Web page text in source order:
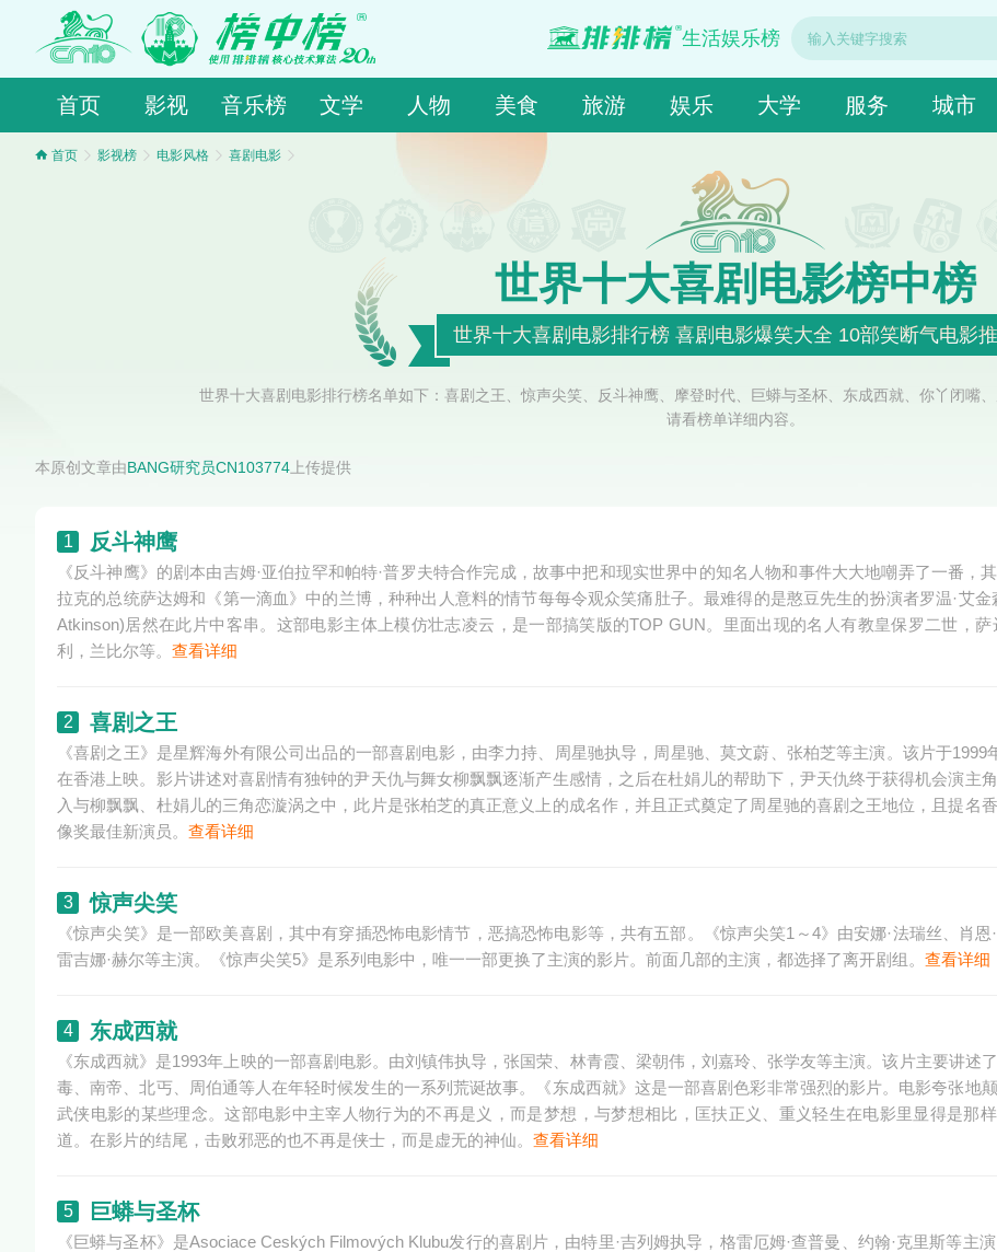
生活娱乐榜
首页 影视 音乐榜 文学 人物 美食 旅游 娱乐 大学 服务 城市
首页 影视榜 电影风格 喜剧电影
世界十大喜剧电影榜中榜
世界十大喜剧电影排行榜 喜剧电影爆笑大全 10部笑断气电影
世界十大喜剧电影排行榜名单如下：喜剧之王、惊声尖笑、反斗神鹰、摩登时代、巨蟒与圣杯、东成西就、你丫闭嘴
请看榜单详细内容。
本原创文章由BANG研究员CN103774上传提供
1 反斗神鹰
《反斗神鹰》的剧本由吉姆·亚伯拉罕和帕特·普罗夫特合作完成，故事中把和现实世界中的知名人物和事件大大地嘲弄了一番，
拉克的总统萨达姆和《第一滴血》中的兰博，种种出人意料的情节每每令观众笑痛肚子。最难得的是憨豆先生的扮演者罗温·艾金
Atkinson)居然在此片中客串。这部电影主体上模仿壮志凌云，是一部搞笑版的TOP GUN。里面出现的名人有教皇保罗二世，萨
利，兰比尔等。 查看详细
2 喜剧之王
《喜剧之王》是星辉海外有限公司出品的一部喜剧电影，由李力持、周星驰执导，周星驰、莫文蔚、张柏芝等主演。该片于1999
在香港上映。影片讲述对喜剧情有独钟的尹天仇与舞女柳飘飘逐渐产生感情，之后在杜娟儿的帮助下，尹天仇终于获得机会演主
入与柳飘飘、杜娟儿的三角恋漩涡之中，此片是张柏芝的真正意义上的成名作，并且正式奠定了周星驰的喜剧之王地位，且提名
像奖最佳新演员。 查看详细
3 惊声尖笑
《惊声尖笑》是一部欧美喜剧，其中有穿插恐怖电影情节，恶搞恐怖电影等，共有五部。《惊声尖笑1～4》由安娜·法瑞丝、肖恩·
雷吉娜·赫尔等主演。《惊声尖笑5》是系列电影中，唯一一部更换了主演的影片。前面几部的主演，都选择了离开剧组。 查看详细
4 东成西就
《东成西就》是1993年上映的一部喜剧电影。由刘镇伟执导，张国荣、林青霞、梁朝伟，刘嘉玲、张学友等主演。该片主要讲述
毒、南帝、北丐、周伯通等人在年轻时候发生的一系列荒诞故事。《东成西就》这是一部喜剧色彩非常强烈的影片。电影夸张地
武侠电影的某些理念。这部电影中主宰人物行为的不再是义，而是梦想，与梦想相比，匡扶正义、重义轻生在电影里显得是那
道。在影片的结尾，击败邪恶的也不再是侠士，而是虚无的神仙。 查看详细
5 巨蟒与圣杯
《巨蟒与圣杯》是Asociace Ceských Filmových Klubu发行的喜剧片，由特里·吉列姆执导，格雷厄姆·查普曼、约翰·克里斯等主